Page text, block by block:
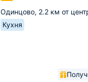
Одинцово, 2.2 км от
Кухня